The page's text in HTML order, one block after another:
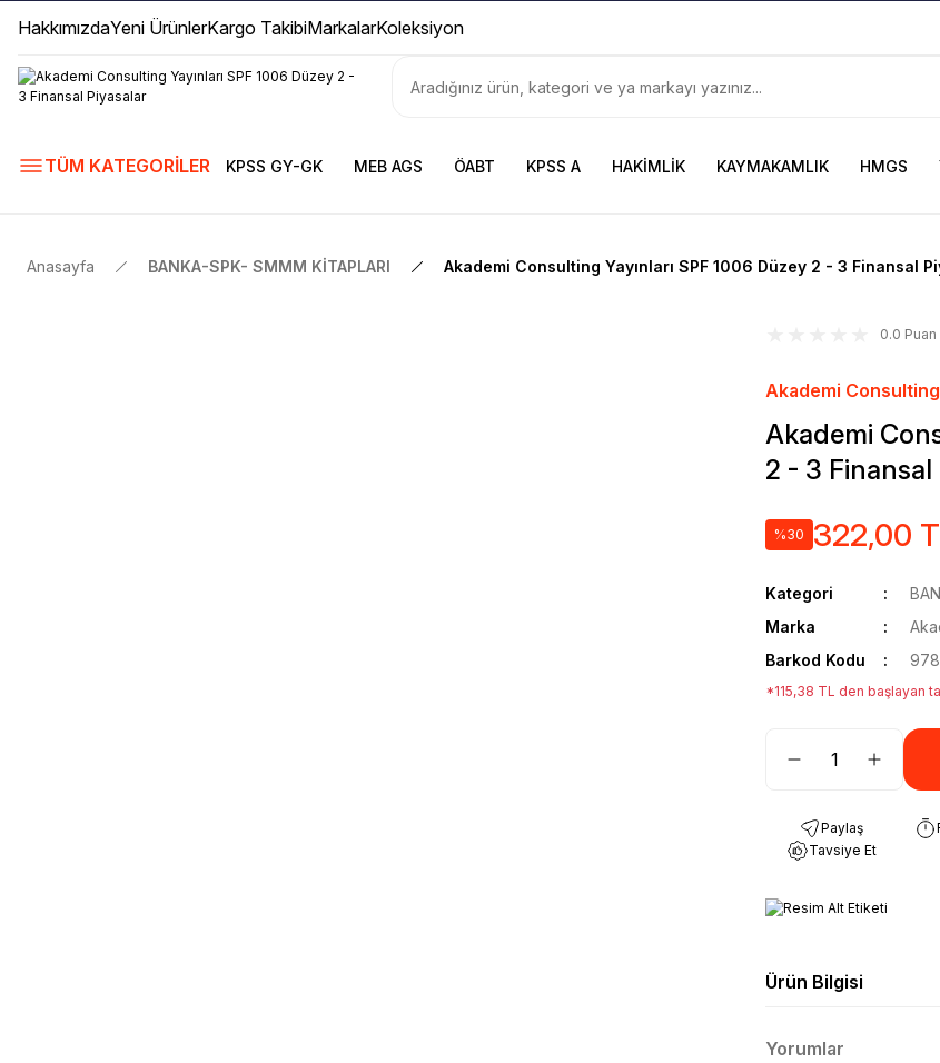
HakkımızdaYeni ÜrünlerKargo TakibiMarkalarKoleksiyon
TÜM KATEGORİLER KPSS GY-GK MEB AGS ÖABT KPSS A HAKİMLİK KAYMAKAMLIK HMGS
Anasayfa BANKA-SPK- SMMM KİTAPLARI Akademi Consulting Yayınları SPF 1006 Düzey 2 - 3 Finansal
0.0
Akademi
Akademi
2 - 3 Finansal
%30 322,00
Kategori
Marka
Barkod Kodu
*115,38 TL den başlayan
Paylaş
Tavsiye Et
Ürün Bilgisi
Yorumlar